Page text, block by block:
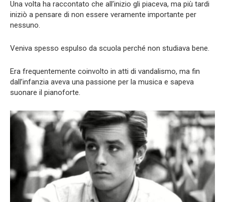
Una volta ha raccontato che all’inizio gli piaceva, ma più tardi
iniziò a pensare di non essere veramente importante per
nessuno.
Veniva spesso espulso da scuola perché non studiava bene.
Era frequentemente coinvolto in atti di vandalismo, ma fin
dall’infanzia aveva una passione per la musica e sapeva
suonare il pianoforte.